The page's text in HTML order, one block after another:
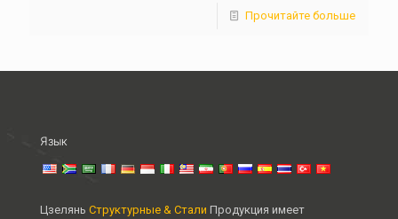
Прочитайте больше
Язык
Цзелянь Структурные & Стали Продукция имеет